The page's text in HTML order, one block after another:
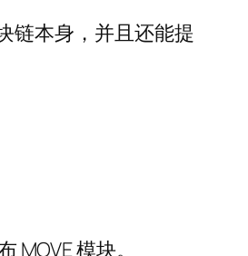
链本身，并且还能提
模块。